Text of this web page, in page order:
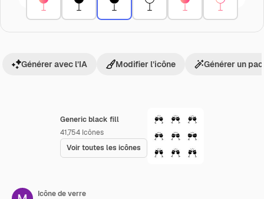
Generic black fill
41,754 Icônes
Voir toutes les icônes
Générer avec l’IA Modifier l’icône Générer un
Icône de verre